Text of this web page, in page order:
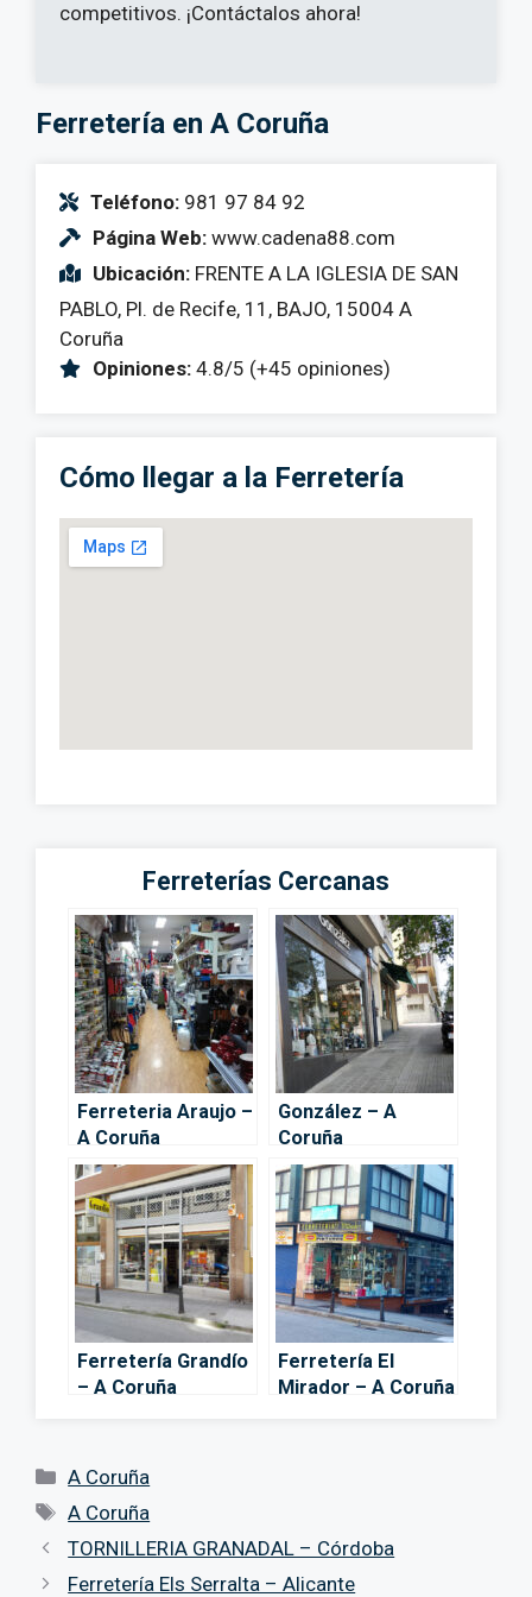
competitivos. ¡Contáctalos ahora!
Ferretería en A Coruña
Teléfono: 981 97 84 92
Página Web: www.cadena88.com
Ubicación: FRENTE A LA IGLESIA DE SAN
PABLO, Pl. de Recife, 11, BAJO, 15004 A
Coruña
Opiniones: 4.8/5 (+45 opiniones)
Cómo llegar a la Ferretería
Ferreterías Cercanas
Ferreteria Araujo –
A Coruña
González – A
Coruña
Ferretería Grandío
– A Coruña
Ferretería El
Mirador – A Coruña
Categorías
A Coruña
Etiquetas
A Coruña
TORNILLERIA GRANADAL – Córdoba
Ferretería Els Serralta – Alicante